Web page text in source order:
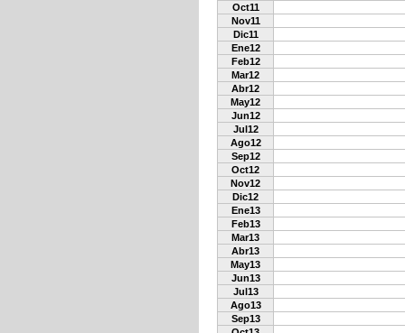
Oct11
Nov11
Dic11
Ene12
Feb12
Mar12
Abr12
May12
Jun12
Jul12
Ago12
Sep12
Oct12
Nov12
Dic12
Ene13
Feb13
Mar13
Abr13
May13
Jun13
Jul13
Ago13
Sep13